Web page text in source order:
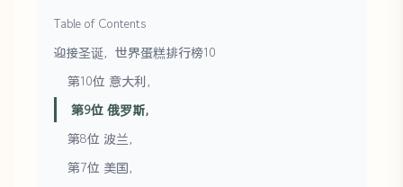
Table of Contents
迎接圣诞，世界蛋糕排行榜10
第10位 意大利，
第9位 俄罗斯，
第8位 波兰，
第7位 美国，